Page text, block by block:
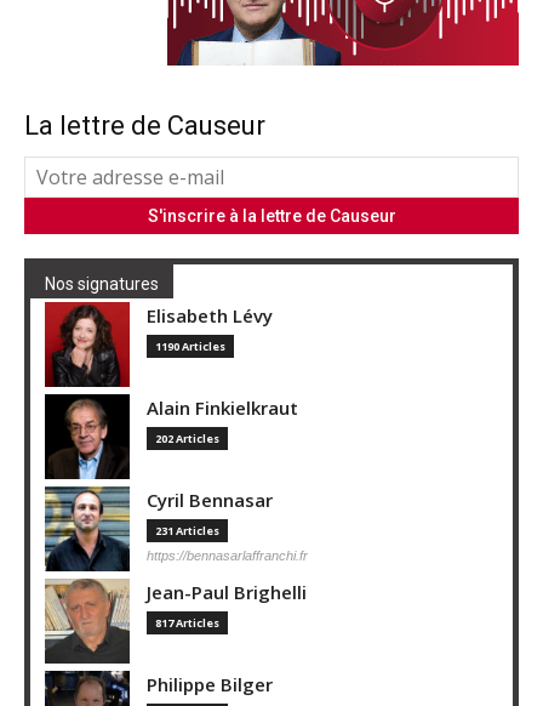
La lettre de Causeur
Nos signatures
Elisabeth Lévy
1190 Articles
Alain Finkielkraut
202 Articles
Cyril Bennasar
231 Articles
https://bennasarlaffranchi.fr
Jean-Paul Brighelli
817 Articles
Philippe Bilger